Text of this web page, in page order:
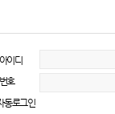
이디
호
동로그인